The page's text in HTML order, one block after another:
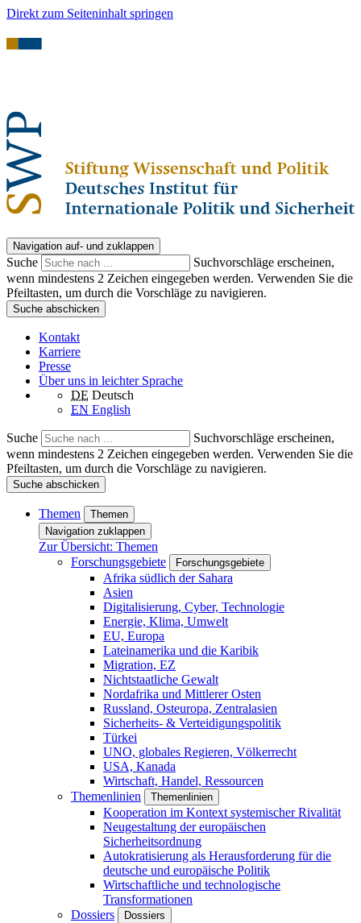
Direkt zum Seiteninhalt springen
Navigation auf- und zuklappen
Suche
Suchvorschläge erscheinen,
wenn mindestens 2 Zeichen eingegeben werden. Verwenden Sie die
Pfeiltasten, um durch die Vorschläge zu navigieren.
Suche abschicken
Kontakt
Karriere
Presse
Über uns in leichter Sprache
DE Deutsch
EN English
Suche
Suchvorschläge erscheinen,
wenn mindestens 2 Zeichen eingegeben werden. Verwenden Sie die
Pfeiltasten, um durch die Vorschläge zu navigieren.
Suche abschicken
Themen
Themen
Navigation zuklappen
Zur Übersicht: Themen
Forschungsgebiete
Forschungsgebiete
Afrika südlich der Sahara
Asien
Digitalisierung, Cyber, Technologie
Energie, Klima, Umwelt
EU, Europa
Lateinamerika und die Karibik
Migration, EZ
Nichtstaatliche Gewalt
Nordafrika und Mittlerer Osten
Russland, Osteuropa, Zentralasien
Sicherheits- & Verteidigungspolitik
Türkei
UNO, globales Regieren, Völkerrecht
USA, Kanada
Wirtschaft, Handel, Ressourcen
Themenlinien
Themenlinien
Kooperation im Kontext systemischer Rivalität
Neugestaltung der europäischen
Sicherheitsordnung
Autokratisierung als Herausforderung für die
deutsche und europäische Politik
Wirtschaftliche und technologische
Transformationen
Dossiers
Dossiers